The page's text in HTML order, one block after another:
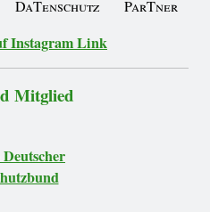
DaTenschutz ParTner
Mitglied